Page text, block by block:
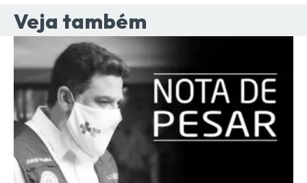
Veja também